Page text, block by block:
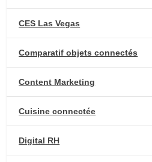
CES Las Vegas
Comparatif objets connectés
Content Marketing
Cuisine connectée
Digital RH